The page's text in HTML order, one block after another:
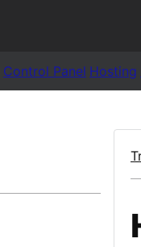
Control Panel Hosting